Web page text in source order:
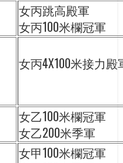
女丙跳高殿軍
女丙100米欄冠軍
女丙4X100米接力殿
女乙100米欄冠軍
女乙200米季軍
女甲100米欄冠軍